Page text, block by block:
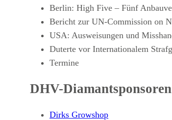
Berlin: High Five – Fünf
Bericht zur UN-Commission on
USA: Ausweisungen und
Duterte vor Internationalem
Termine
DHV-Diamantsponsoren
Dirks Growshop